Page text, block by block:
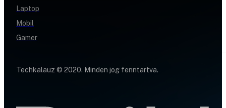
Laptop
Mobil
Gamer
Techkalauz © 2020. Minden jog fenntartva.